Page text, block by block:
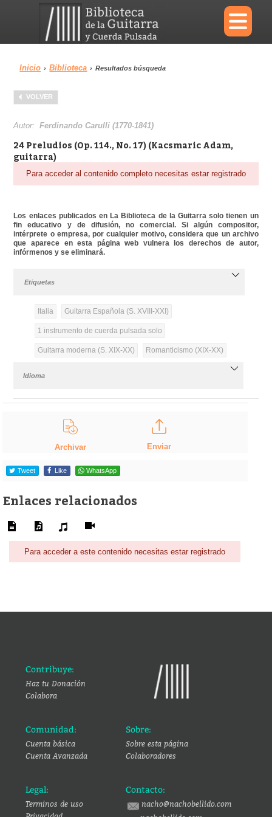
×
Menu
Biblioteca
Área personal Reproductor
Inicio › Biblioteca › Resultados búsqueda
VOLVER
Autor:Ferdinando Carulli (1770-1841)
24 Preludios (Op. 114., No. 17) (Kacsmaric Adam,
guitarra)
Para acceder al contenido completo necesitas estar registrado
Los enlaces publicados en La Biblioteca de la Guitarra solo tienen un
fin educativo y de difusión, no comercial. Si algún compositor,
intérprete o empresa, por cualquier motivo, considera que un archivo
que aparece en esta página web vulnera los derechos de autor,
infórmenos y se eliminará.
Etiquetas
Italia Guitarra Española (S. XVIII-XXI)
1 instrumento de cuerda pulsada solo
Guitarra moderna (S. XIX-XX) Romanticismo (XIX-XX)
Idioma
Archivar Enviar
Tweet Like WhatsApp
Enlaces relacionados
Para acceder a este contenido necesitas estar registrado
Contribuye:
Haz tu Donación
Colabora
Comunidad:
Cuenta básica
Cuenta Avanzada
Sobre:
Sobre esta página
Colaboradores
Legal:
Terminos de uso
Contacto:
nacho@nachobellido.com